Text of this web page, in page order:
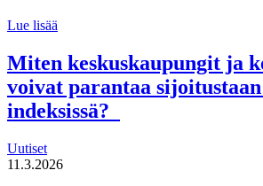
Lue lisää
tekijät haluaa
uudistaa
maahanmuuttopolitiikkaa
Miten keskuskaupungit ja
voivat parantaa
indeksissä?
Uutiset
11.3.2026